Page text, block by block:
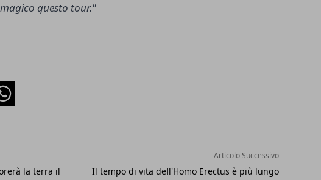
questo tour."
la terra il
Articolo Successivo
Il tempo di vita dell'Homo Erectus è più lungo